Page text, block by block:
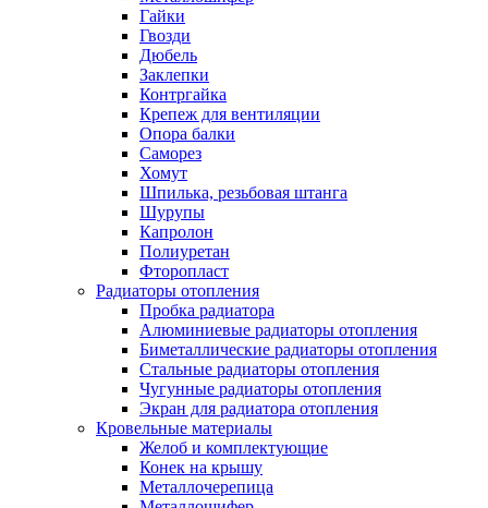
Гайки
Гвозди
Дюбель
Заклепки
Контргайка
Крепеж для вентиляции
Опора балки
Саморез
Хомут
Шпилька, резьбовая штанга
Шурупы
Капролон
Полиуретан
Фторопласт
Радиаторы отопления
Пробка радиатора
Алюминиевые радиаторы отопления
Биметаллические радиаторы отопления
Стальные радиаторы отопления
Чугунные радиаторы отопления
Экран для радиатора отопления
Кровельные материалы
Желоб и комплектующие
Конек на крышу
Металлочерепица